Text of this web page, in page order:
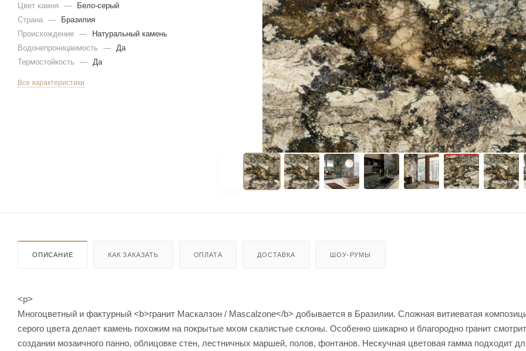
Цвет камня
—
Бело-серый
Страна —
Бразилия
Происхождение —
Натуральный камень
Водонепроницаемость
—
Да
Термостойкость
— Да
Все характеристики
ОПИСАНИЕ КАК ЗАКАЗАТЬ ОПЛАТА ДОСТАВКА ШОУ-РУМЫ
<p>
Многоцветный и фактурный <b>гранит Маскалзон / Mascalzone</b> добывается в Бразилии. Сложная витиеватая
серого цвета делает камень похожим на покрытые мхом скалистые склоны. Особенно шикарно и благородно гранит
создании мозаичного панно, облицовке стен, лестничных маршей, полов, фонтанов. Нескучная цветовая гамма подходит